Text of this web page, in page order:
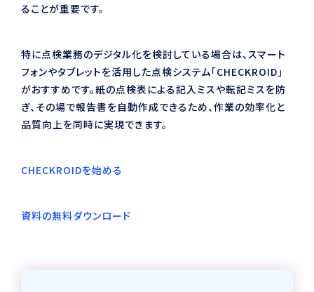
ることが重要です。
特に点検業務のデジタル化を検討している場合は、スマート
フォンやタブレットを活用した点検システム「CHECKROID」
がおすすめです。紙の点検表による記入ミスや転記ミスを防
ぎ、その場で報告書を自動作成できるため、作業の効率化と
品質向上を同時に実現できます。
CHECKROIDを始める
資料の無料ダウンロード